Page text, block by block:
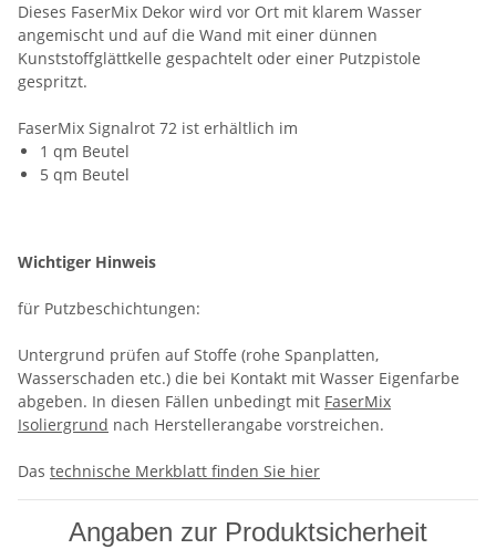
Dieses FaserMix Dekor wird vor Ort mit klarem Wasser
angemischt und auf die Wand mit einer dünnen
Kunststoffglättkelle gespachtelt oder einer Putzpistole
gespritzt.
FaserMix Signalrot 72 ist erhältlich im
1 qm Beutel
5 qm Beutel
Wichtiger Hinweis
für Putzbeschichtungen:
Untergrund prüfen auf Stoffe (rohe Spanplatten,
Wasserschaden etc.) die bei Kontakt mit Wasser Eigenfarbe
abgeben. In diesen Fällen unbedingt mit FaserMix
Isoliergrund nach Herstellerangabe vorstreichen.
Das technische Merkblatt finden Sie hier
Angaben zur Produktsicherheit